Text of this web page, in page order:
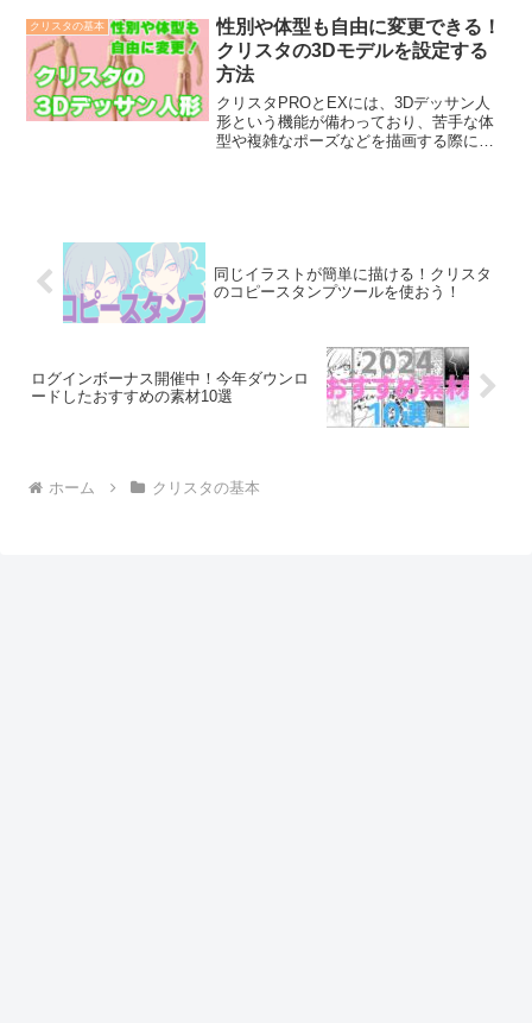
ころを解説します。
クリスタの基本
性別や体型も自由に変更できる！
クリスタの3Dモデルを設定する
方法
クリスタPROとEXには、3Dデッサン人
形という機能が備わっており、苦手な体
型や複雑なポーズなどを描画する際に大
同じイラストが簡単に描ける！クリスタ
のコピースタンプツールを使おう！
ログインボーナス開催中！今年ダウンロ
ードしたおすすめの素材10選
ホーム クリスタの基本